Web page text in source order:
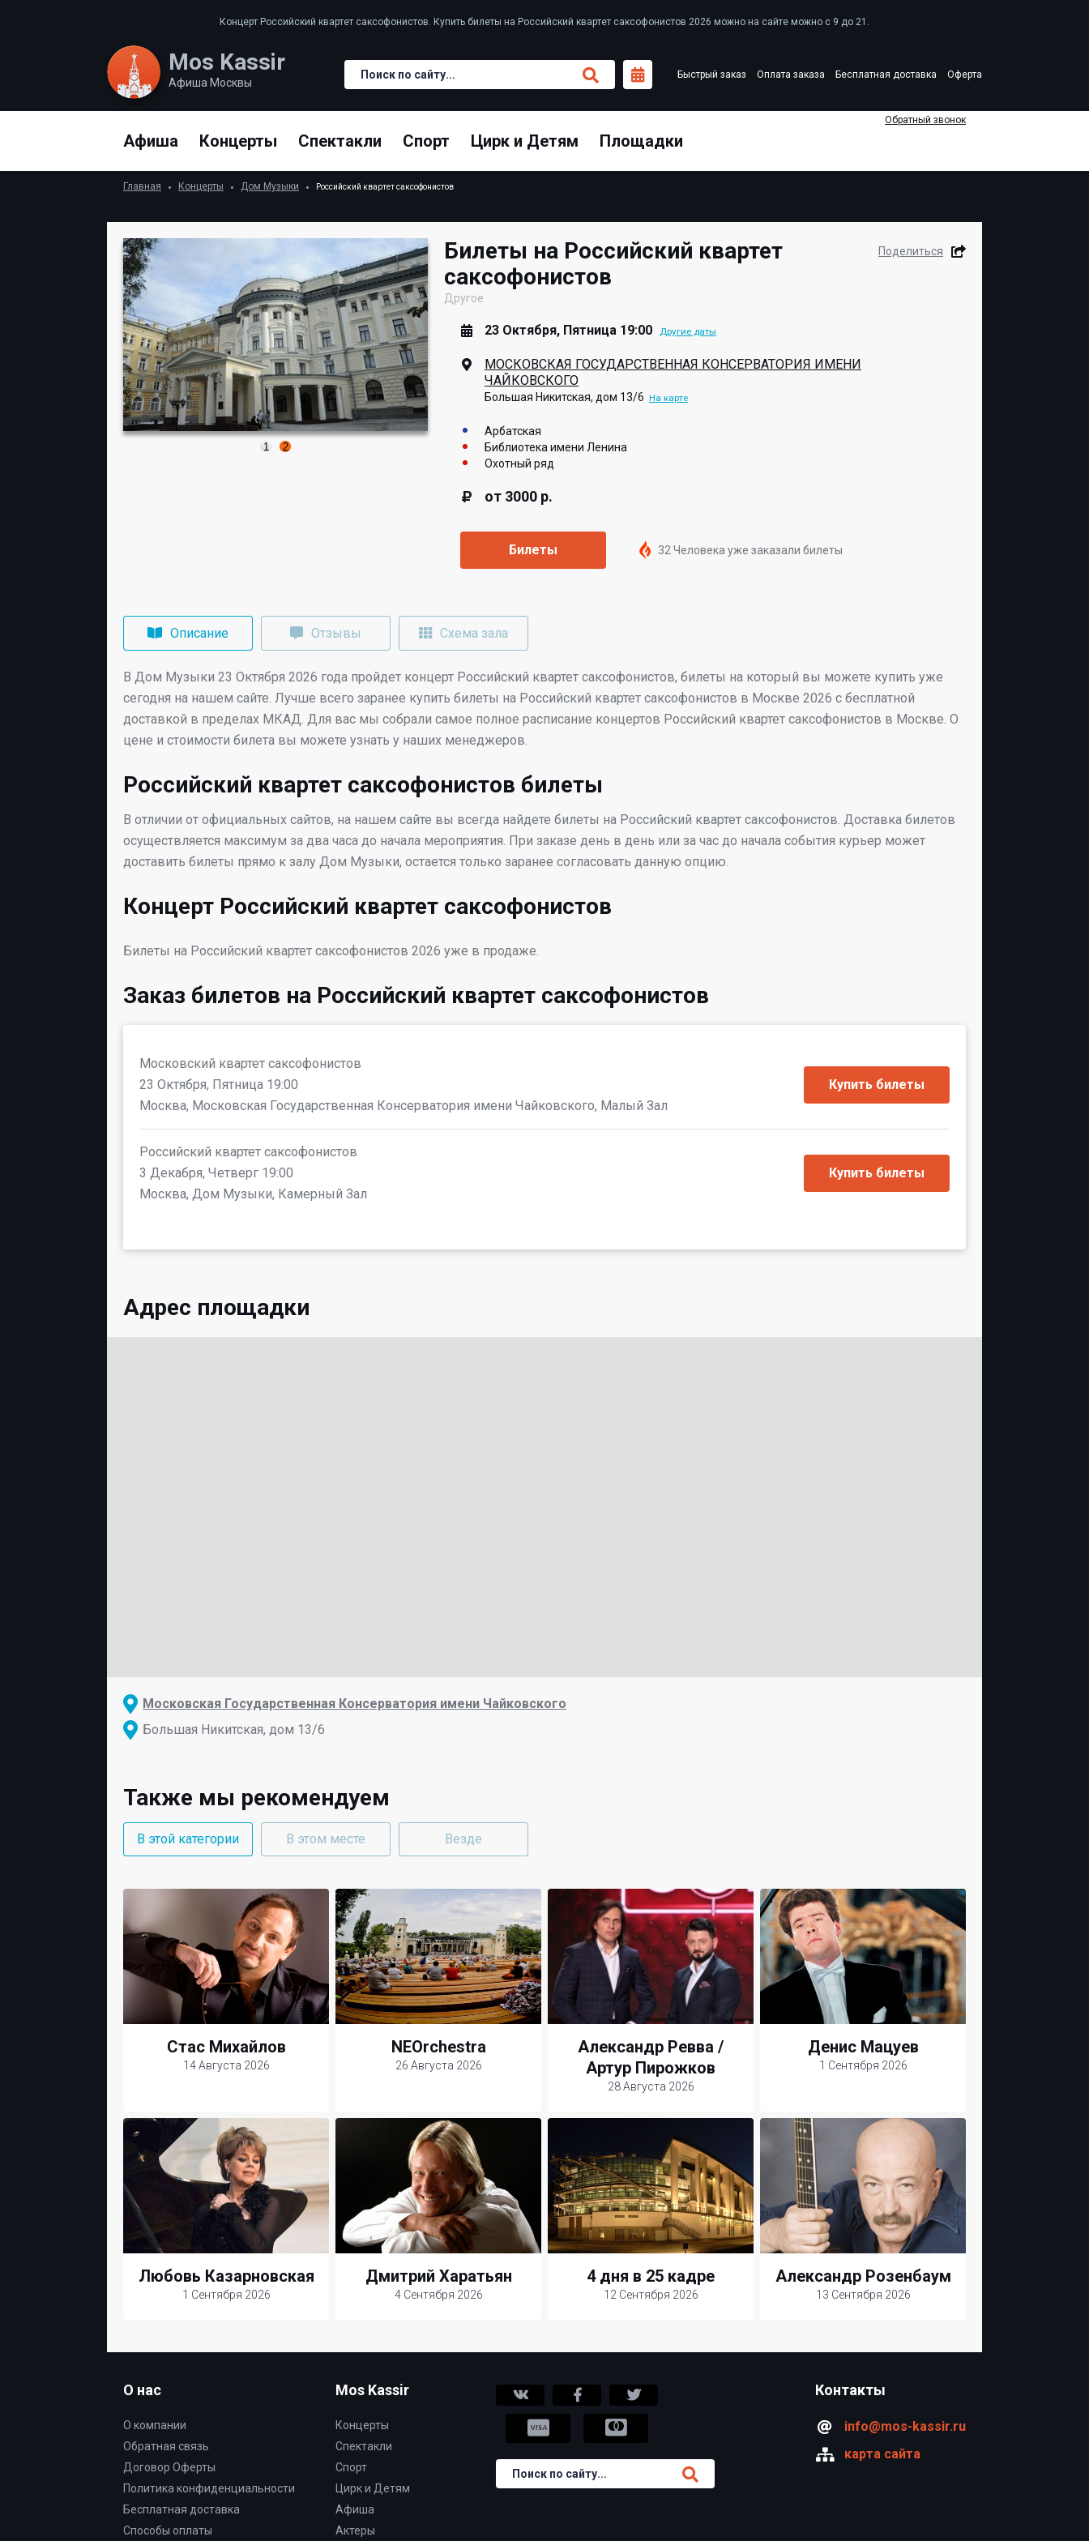
Mos Kassir
Афиша Москвы
Концерт Российский квартет саксофонистов. Купить билеты на Российский квартет саксофонистов 2026 можно на сайте можно c 9 до 21.
Быстрый заказ Оплата заказа Бесплатная доставка Оферта
Афиша Концерты Спектакли Спорт Цирк и Детям Площадки
Обратный звонок
Главная Концерты Дом Музыки Российский квартет саксофонистов
1 2
Билеты на Российский квартет
саксофонистов
Другое
23 Октября, Пятница 19:00 Другие даты
МОСКОВСКАЯ ГОСУДАРСТВЕННАЯ КОНСЕРВАТОРИЯ ИМЕНИ
ЧАЙКОВСКОГО
Большая Никитская, дом 13/6 На карте
Арбатская
Библиотека имени Ленина
Охотный ряд
от 3000 р.
Билеты 32 Человека уже заказали билеты
Поделиться
Описание Отзывы Схема зала
В Дом Музыки 23 Октября 2026 года пройдет концерт Российский квартет саксофонистов, билеты на который вы можете купить уже
сегодня на нашем сайте. Лучше всего заранее купить билеты на Российский квартет саксофонистов в Москве 2026 с бесплатной
доставкой в пределах МКАД. Для вас мы собрали самое полное расписание концертов Российский квартет саксофонистов в Москве. О
цене и стоимости билета вы можете узнать у наших менеджеров.
Российский квартет саксофонистов билеты
В отличии от официальных сайтов, на нашем сайте вы всегда найдете билеты на Российский квартет саксофонистов. Доставка билетов
осуществляется максимум за два часа до начала мероприятия. При заказе день в день или за час до начала события курьер может
доставить билеты прямо к залу Дом Музыки, остается только заранее согласовать данную опцию.
Концерт Российский квартет саксофонистов
Билеты на Российский квартет саксофонистов 2026 уже в продаже.
Заказ билетов на Российский квартет саксофонистов
Московский квартет саксофонистов
23 Октября, Пятница 19:00
Москва, Московская Государственная Консерватория имени Чайковского, Малый Зал
Российский квартет саксофонистов
3 Декабря, Четверг 19:00
Москва, Дом Музыки, Камерный Зал
Адрес площадки
Московская Государственная Консерватория имени Чайковского
Большая Никитская, дом 13/6
Также мы рекомендуем
В этой категории В этом месте Везде
Стас Михайлов
14 Августа 2026
NEOrchestra
26 Августа 2026
Александр Ревва /
Артур Пирожков
28 Августа 2026
Денис Мацуев
1 Сентября 2026
Любовь Казарновская
1 Сентября 2026
Дмитрий Харатьян
4 Сентября 2026
4 дня в 25 кадре
12 Сентября 2026
Александр Розенбаум
13 Сентября 2026
О нас
О компании
Обратная связь
Договор Оферты
Политика конфиденциальности
Бесплатная доставка
Способы оплаты
Mos Kassir
Концерты
Спектакли
Спорт
Цирк и Детям
Афиша
Актеры
Контакты
info@mos-kassir.ru
карта сайта